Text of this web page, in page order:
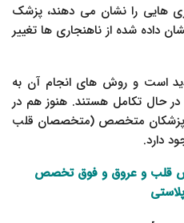
هایی را نشان می دهند، پزشک
داده شده از ناهنجاری ها تغییر
است و روش های انجام آن به
حال تکامل هستند. هنوز هم در
پزشکان متخصص (متخصصان قلب
دارد.
و عروق و فوق تخصص